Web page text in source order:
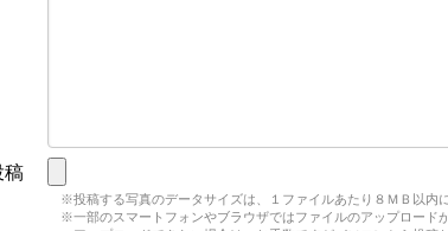
稿
※投稿する写真のデータサイズは、１ファイルあたり８ＭＢ以内
※一部のスマートフォンやブラウザではファイルのアップロード